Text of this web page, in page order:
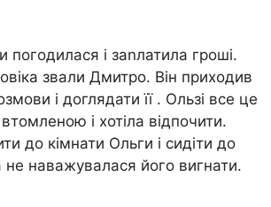
і заnлатила гроші.
звали Дмитро. Він приходив
і доглядати її . Ользі все це
і хотіла відпочити.
до кімнати Ольги і сидіти до
не наважувалася його вигнати.